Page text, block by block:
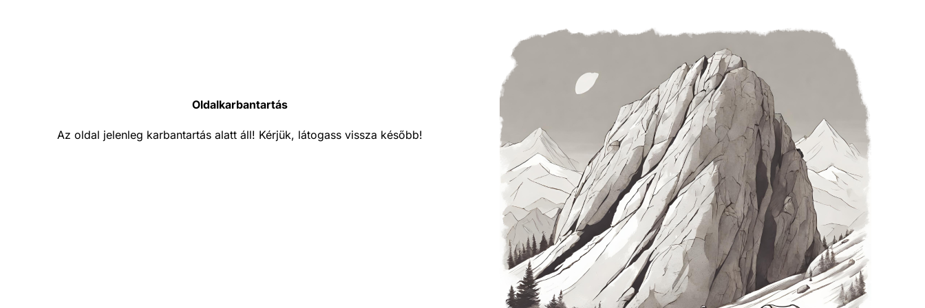
Oldalkarbantartás
Az oldal jelenleg karbantartás alatt áll! Kérjük, látogass vissza később!